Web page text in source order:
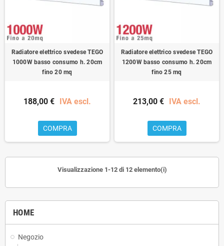
HOME
Negozio
Radiatore elettrico svedese TEGO
1000W basso consumo h. 20cm
fino 20 mq
188,00 € IVA escl.
COMPRA
Radiatore elettrico svedese TEGO
1200W basso consumo h. 20cm
fino 25 mq
213,00 € IVA escl.
COMPRA
Visualizzazione 1-12 di 12 elemento(i)